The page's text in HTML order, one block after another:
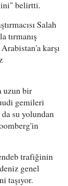
belirtti.
Salah
tırmanış
karşı
uzun bir
gemileri
su yolundan
trafiğinin
genel
taşıyor.